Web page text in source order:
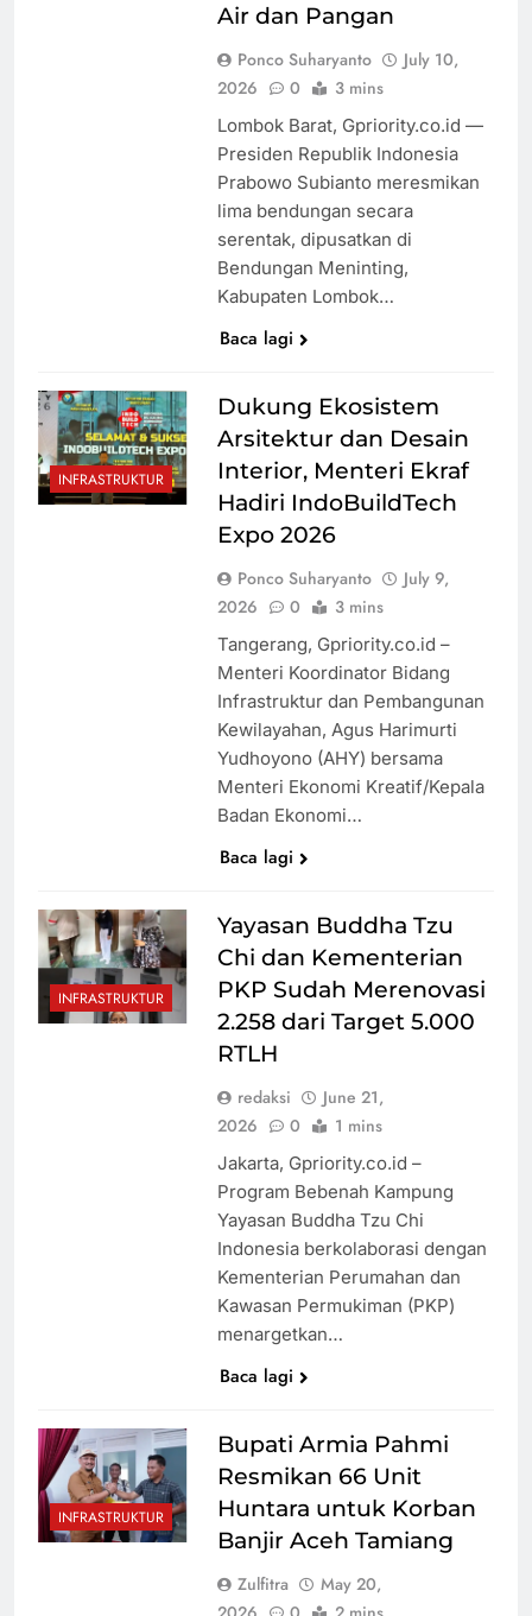
Air dan Pangan
Ponco Suharyanto
July 10,
2026
0 3 mins
Lombok Barat, Gpriority.co.id —
Presiden Republik Indonesia
Prabowo Subianto meresmikan
lima bendungan secara
serentak, dipusatkan di
Bendungan Meninting,
Kabupaten Lombok…
Baca lagi
INFRASTRUKTUR
Dukung Ekosistem
Arsitektur dan Desain
Interior, Menteri Ekraf
Hadiri IndoBuildTech
Expo 2026
Ponco Suharyanto
July 9,
2026
0 3 mins
Tangerang, Gpriority.co.id –
Menteri Koordinator Bidang
Infrastruktur dan Pembangunan
Kewilayahan, Agus Harimurti
Yudhoyono (AHY) bersama
Menteri Ekonomi Kreatif/Kepala
Badan Ekonomi…
Baca lagi
INFRASTRUKTUR
Yayasan Buddha Tzu
Chi dan Kementerian
PKP Sudah Merenovasi
2.258 dari Target 5.000
RTLH
redaksi
June 21,
2026
0 1 mins
Jakarta, Gpriority.co.id –
Program Bebenah Kampung
Yayasan Buddha Tzu Chi
Indonesia berkolaborasi dengan
Kementerian Perumahan dan
Kawasan Permukiman (PKP)
menargetkan…
Baca lagi
INFRASTRUKTUR
Bupati Armia Pahmi
Resmikan 66 Unit
Huntara untuk Korban
Banjir Aceh Tamiang
Zulfitra
May 20,